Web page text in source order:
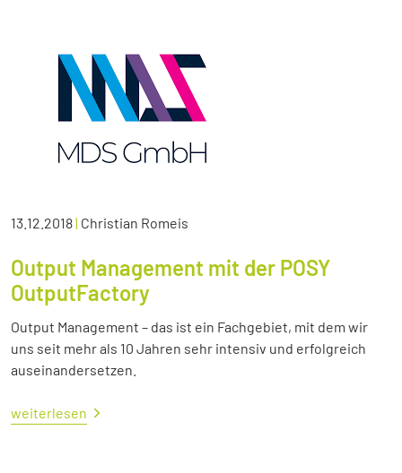
13.12.2018| Christian Romeis
Output Management mit der POSY
OutputFactory
Output Management – das ist ein Fachgebiet, mit dem wir
uns seit mehr als 10 Jahren sehr intensiv und erfolgreich
auseinandersetzen.
weiterlesen